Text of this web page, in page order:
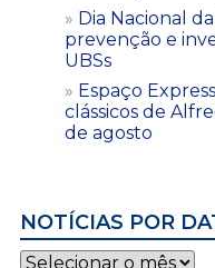
Dia Nacional
prevenção e
UBSs
Espaço
clássicos de
de agosto
NOTÍCIAS POR
Notícias